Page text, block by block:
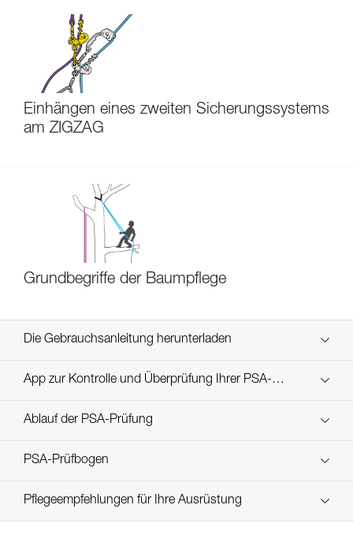
Einhängen eines zweiten Sicherungssystems
am ZIGZAG
Grundbegriffe der Baumpflege
Die Gebrauchsanleitung herunterladen
Technical Notice
App zur Kontrolle und Überprüfung Ihrer PSA-
Bestände Entdecken Sie ePPEcentre
Ablauf der PSA-Prüfung
verif-EPI-ZIGZAG-procedure-DE
PSA-Prüfbogen
verif-EPI-ZIGZAG-suivi-DE
Pflegeempfehlungen für Ihre Ausrüstung